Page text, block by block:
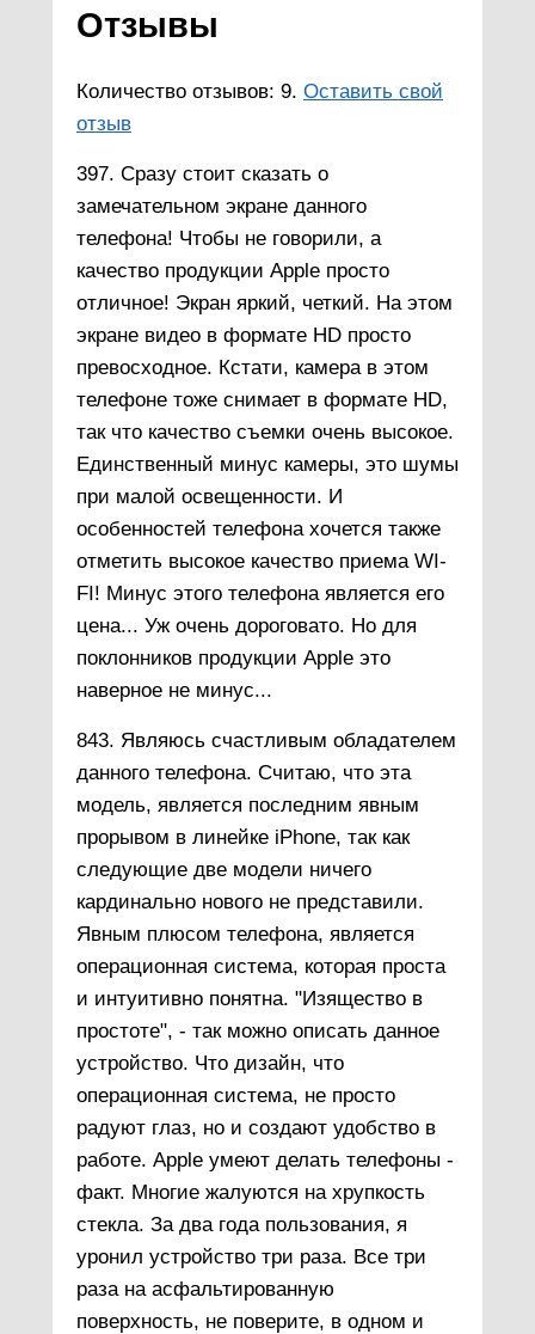
Отзывы
Количество отзывов: 9. Оставить свой
отзыв
397. Сразу стоит сказать о
замечательном экране данного
телефона! Чтобы не говорили, а
качество продукции Apple просто
отличное! Экран яркий, четкий. На этом
экране видео в формате HD просто
превосходное. Кстати, камера в этом
телефоне тоже снимает в формате HD,
так что качество съемки очень высокое.
Единственный минус камеры, это шумы
при малой освещенности. И
особенностей телефона хочется также
отметить высокое качество приема WI-
FI! Минус этого телефона является его
цена... Уж очень дороговато. Но для
поклонников продукции Apple это
наверное не минус...
843. Являюсь счастливым обладателем
данного телефона. Считаю, что эта
модель, является последним явным
прорывом в линейке iPhone, так как
следующие две модели ничего
кардинально нового не представили.
Явным плюсом телефона, является
операционная система, которая проста
и интуитивно понятна. "Изящество в
простоте", - так можно описать данное
устройство. Что дизайн, что
операционная система, не просто
радуют глаз, но и создают удобство в
работе. Apple умеют делать телефоны -
факт. Многие жалуются на хрупкость
стекла. За два года пользования, я
уронил устройство три раза. Все три
раза на асфальтированную
поверхность, не поверите, в одном и